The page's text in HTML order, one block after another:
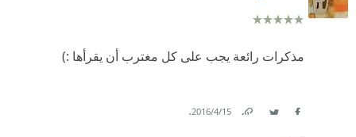
مذكرات رائعة يجب على كل مغترب أن يقرأها :)
15‏/4‏/2016
.